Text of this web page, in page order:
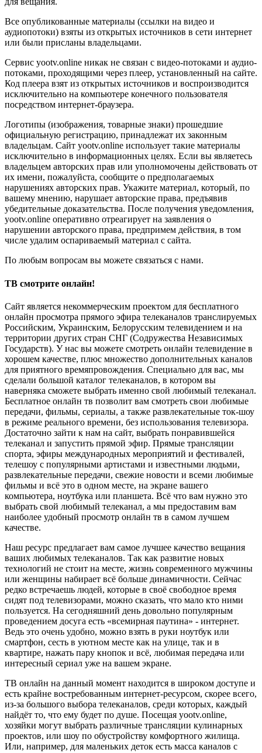
Все опубликованные материалы (ссылки на видео и
аудиопотоки) взяты из открытых источников в сети интернет
или были присланы владельцами.
Сервис yootv.online никак не связан с видео-потоками и аудио-
потоками, проходящими через плеер, установленный на сайте.
Код плеера взят из открытых источников и воспроизводится
исключительно на компьютере конечного пользователя
посредством интернет-браузера.
Логотипы (изображения, товарные знаки) прошедшие
официальную регистрацию, принадлежат их законным
владельцам. Сайт yootv.online использует такие материалы
исключительно в информационных целях. Если вы являетесь
владельцем авторских прав или уполномочены действовать от
их имени, пожалуйста, сообщите о предполагаемых
нарушениях авторских прав. Укажите материал, который, по
вашему мнению, нарушает авторские права, предъявив
убедительные доказательства. После получения уведомления,
yootv.online оперативно отреагирует на заявления о
нарушении авторского права, предпримем действия, в том
числе удалим оспариваемый материал с сайта.
По любым вопросам вы можете связаться с нами.
ТВ смотрите онлайн!
Сайт является некоммерческим проектом для бесплатного
онлайн просмотра прямого эфира телеканалов транслируемых
Российским, Украинским, Белорусским телевидением и на
территории других стран СНГ (Содружества Независимых
Государств). У нас вы можете смотреть онлайн телевидение в
хорошем качестве, плюс множество дополнительных каналов
для приятного времяпровождения. Специально для вас, мы
сделали большой каталог телеканалов, в котором вы
наверняка сможете выбрать именно свой любимый телеканал.
Бесплатное онлайн тв позволит вам смотреть свои любимые
передачи, фильмы, сериалы, а также развлекательные ток-шоу
в режиме реального времени, без использования телевизора.
Достаточно зайти к нам на сайт, выбрать понравившейся
телеканал и запустить прямой эфир. Прямые трансляции
спорта, эфиры международных мероприятий и фестивалей,
телешоу с популярными артистами и известными людьми,
развлекательные передачи, свежие новости и всеми любимые
фильмы и всё это в одном месте, на экране вашего
компьютера, ноутбука или планшета. Всё что вам нужно это
выбрать свой любимый телеканал, а мы предоставим вам
наиболее удобный просмотр онлайн тв в самом лучшем
качестве.
Наш ресурс предлагает вам самое лучшее качество вещания
ваших любимых телеканалов. Так как развитие новых
технологий не стоит на месте, жизнь современного мужчины
или женщины набирает всё больше динамичности. Сейчас
редко встречаешь людей, которые в своё свободное время
сидят под телевизорами, можно сказать, что мало кто ними
пользуется. На сегодняшний день довольно популярным
проведением досуга есть «всемирная паутина» - интернет.
Ведь это очень удобно, можно взять в руки ноутбук или
смартфон, сесть в уютном месте как на улице, так и в
квартире, нажать пару кнопок и всё, любимая передача или
интересный сериал уже на вашем экране.
ТВ онлайн на данный момент находится в широком доступе и
есть крайне востребованным интернет-ресурсом, скорее всего,
из-за большого выбора телеканалов, среди которых, каждый
найдёт то, что ему будет по душе. Посещая yootv.online,
хозяйки могут выбрать различные трансляции кулинарных
проектов, или шоу по обустройству комфортного жилища.
Или, например, для маленьких деток есть масса каналов с